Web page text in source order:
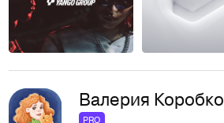
Валерия Коробко
PRO